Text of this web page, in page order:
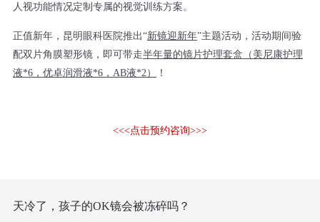
人视功能情况定制专属的视觉训练方案。
正值新年，昆明眼科医院推出“新镜迎新年”主题活动，活动期间验
配双片角膜塑形镜，即可带走半年量的镜片护理套盒（美尼康护理
液*6，优卓润滑液*6，AB液*2）
！
<<<点击预约咨询>>>
天冷了，孩子的OK镜会被冻碎吗？